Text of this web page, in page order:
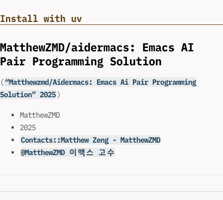
Install with uv
MatthewZMD/aidermacs: Emacs AI
Pair Programming Solution
(“Matthewzmd/Aidermacs: Emacs Ai Pair Programming
Solution” 2025)
MatthewZMD
2025
Contacts::Matthew Zeng - MatthewZMD
@MatthewZMD 이맥스 고수